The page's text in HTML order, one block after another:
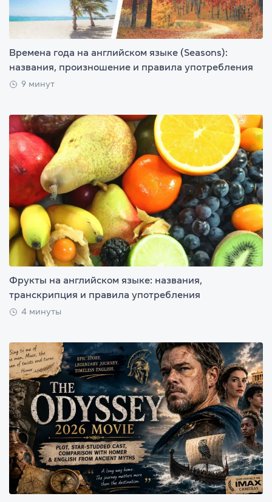
Времена года на английском языке (Seasons):
названия, произношение и правила употребления
9 минут
Фрукты на английском языке: названия,
транскрипция и правила употребления
4 минуты